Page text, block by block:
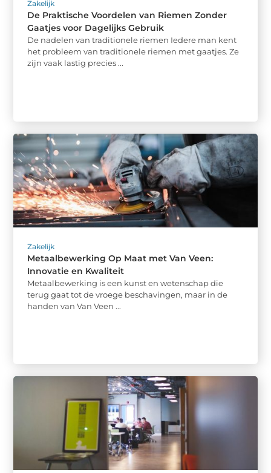
Zakelijk
De Praktische Voordelen van Riemen Zonder
Gaatjes voor Dagelijks Gebruik
De nadelen van traditionele riemen Iedere man kent
het probleem van traditionele riemen met gaatjes. Ze
zijn vaak lastig precies ...
Zakelijk
Metaalbewerking Op Maat met Van Veen:
Innovatie en Kwaliteit
Metaalbewerking is een kunst en wetenschap die
terug gaat tot de vroege beschavingen, maar in de
handen van Van Veen ...